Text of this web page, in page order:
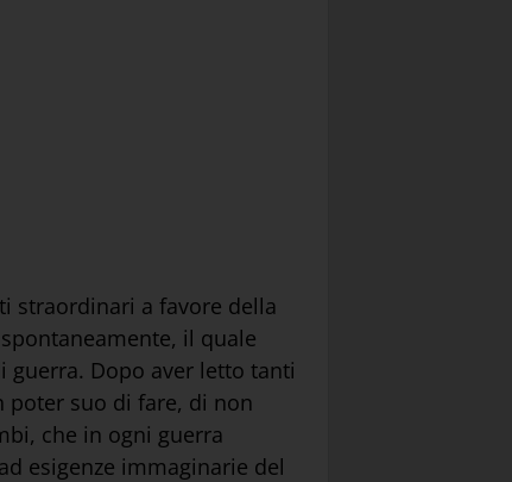
straordinari a favore della
il quale
guerra. Dopo aver letto tanti
poter suo di fare, di non
che in ogni guerra
esigenze immaginarie del